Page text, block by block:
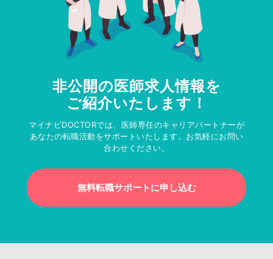
非公開の医師求人情報を
ご紹介いたします！
マイナビDOCTORでは、医師専任のキャリアパートナーが
あなたの転職活動をサポートいたします。お気軽にお問い
合わせください。
無料転職サポートに申し込む